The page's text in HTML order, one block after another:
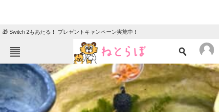
🎁 Switch 2もあたる！ プレゼントキャンペーン実施中！
ねとらぼメニュー
TOP ニュース
エンタメ クイズ